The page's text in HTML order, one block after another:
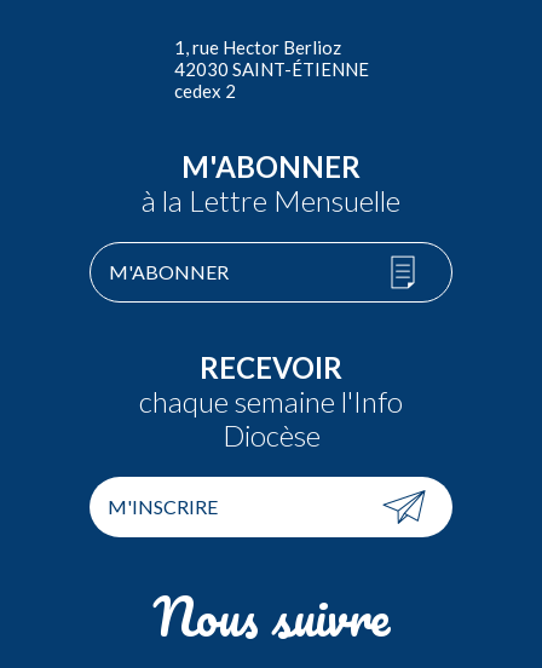
1, rue Hector Berlioz
42030 SAINT-ÉTIENNE
cedex 2
M'ABONNER
à la Lettre Mensuelle
M'ABONNER
RECEVOIR
chaque semaine l'Info
Diocèse
M'INSCRIRE
Nous suivre